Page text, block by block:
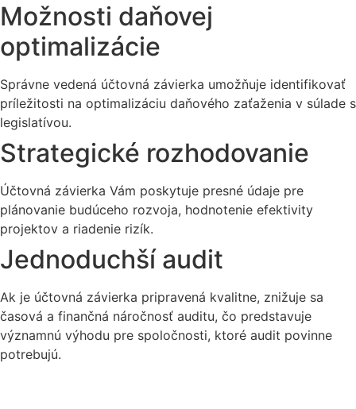
Možnosti daňovej
optimalizácie
Správne vedená účtovná závierka umožňuje identifikovať
príležitosti na optimalizáciu daňového zaťaženia v súlade s
legislatívou.
Strategické rozhodovanie
Účtovná závierka Vám poskytuje presné údaje pre
plánovanie budúceho rozvoja, hodnotenie efektivity
projektov a riadenie rizík.
Jednoduchší audit
Ak je účtovná závierka pripravená kvalitne, znižuje sa
časová a finančná náročnosť auditu, čo predstavuje
významnú výhodu pre spoločnosti, ktoré audit povinne
potrebujú.